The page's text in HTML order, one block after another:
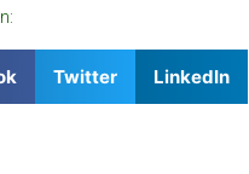
Twitter LinkedIn